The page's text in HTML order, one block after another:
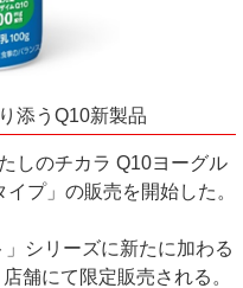
添うQ10新製品
しのチカラ Q10ヨーグル
プ」の販売を開始した。
」シリーズに新たに加わる
舗にて限定販売される。